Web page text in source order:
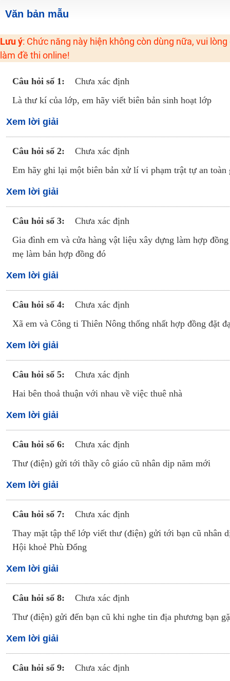
Học online lớp 2 với thầy cô giáo giỏi, nổi tiếng
Hot! Lễ hội đồng giá 449K - 499K toàn bộ khoá học tại Tuyensinh247
Khuyến Mãi Khoá Học 1K Chỉ Từ 11-13/09/2024
Khai giảng khóa Ngữ văn 7 - xây nền vững chắc cho tương lai!
Luyện thi vào lớp 10 môn Toán, Văn, Hóa, Anh, Lý với giáo viên giỏi và nổi
Văn bản mẫu
Lưu ý: Chức năng này hiện không còn dùng nữa, vui
làm đề thi online!
Câu hỏi số 1:
Chưa xác định
Là thư kí của lớp, em hãy viết biên bản sinh hoạt lớp
Xem lời giải
Câu hỏi số 2:
Chưa xác định
Em hãy ghi lại một biên bản xử lí vi phạm trật tự an toàn
Xem lời giải
Câu hỏi số 3:
Chưa xác định
Gia đình em và cửa hàng vật liệu xây dựng làm hợp
mẹ làm bản hợp đồng đó
Xem lời giải
Câu hỏi số 4:
Chưa xác định
Xã em và Công ti Thiên Nông thống nhất hợp đồng đặt
Xem lời giải
Câu hỏi số 5:
Chưa xác định
Hai bên thoả thuận với nhau về việc thuê nhà
Xem lời giải
Câu hỏi số 6:
Chưa xác định
Thư (điện) gửi tới thầy cô giáo cũ nhân dịp năm mới
Xem lời giải
Câu hỏi số 7:
Chưa xác định
Thay mặt tập thể lớp viết thư (điện) gửi tới bạn cũ nhân
Hội khoẻ Phù Đổng
Xem lời giải
Câu hỏi số 8:
Chưa xác định
Thư (điện) gửi đến bạn cũ khi nghe tin địa phương bạn
Xem lời giải
Câu hỏi số 9:
Chưa xác định